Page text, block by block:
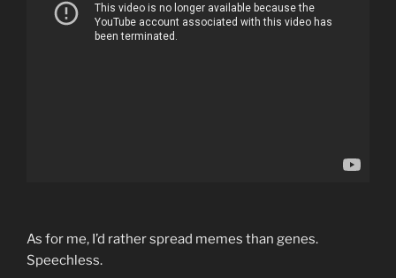
As for me, I’d rather spread memes than genes.
Speechless.